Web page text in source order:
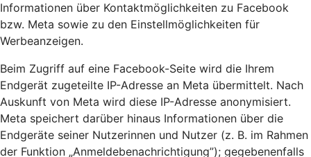
Informationen über Kontaktmöglichkeiten zu Facebook
bzw. Meta sowie zu den Einstellmöglichkeiten für
Werbeanzeigen.
Beim Zugriff auf eine Facebook-Seite wird die Ihrem
Endgerät zugeteilte IP-Adresse an Meta übermittelt. Nach
Auskunft von Meta wird diese IP-Adresse anonymisiert.
Meta speichert darüber hinaus Informationen über die
Endgeräte seiner Nutzerinnen und Nutzer (z. B. im Rahmen
der Funktion „Anmeldebenachrichtigung”); gegebenenfalls